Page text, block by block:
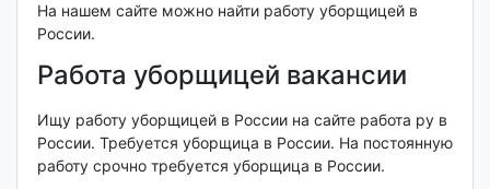
На нашем сайте можно найти работу уборщицей в
России.
Работа уборщицей вакансии
Ищу работу уборщицей в России на сайте работа ру в
России. Требуется уборщица в России. На постоянную
работу срочно требуется уборщица в России.